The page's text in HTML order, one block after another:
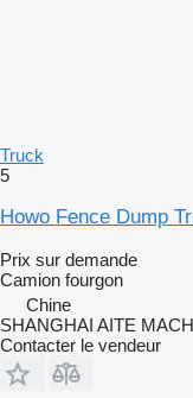
Truck
5
Howo Fence Dump
Prix sur demande
Camion fourgon
Chine
SHANGHAI AITE
Contacter le vendeur